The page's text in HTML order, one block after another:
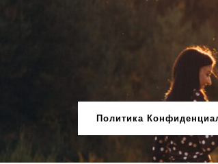
Политика